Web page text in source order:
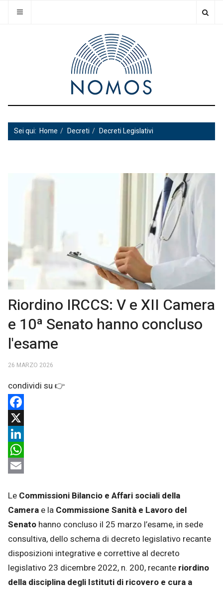
Sei qui: Home Decreti Decreti Legislativi
Riordino IRCCS: V e XII Camera
e 10ª Senato hanno concluso
l'esame
26 MARZO 2026
Facebook
X
LinkedIn
WhatsApp
Le Commissioni Bilancio e Affari sociali della
Camera e la Commissione Sanità e Lavoro del
Senato hanno concluso il 25 marzo l’esame, in sede
consultiva, dello schema di decreto legislativo recante
disposizioni integrative e correttive al decreto
legislativo 23 dicembre 2022, n. 200, recante riordino
della disciplina degli Istituti di ricovero e cura a